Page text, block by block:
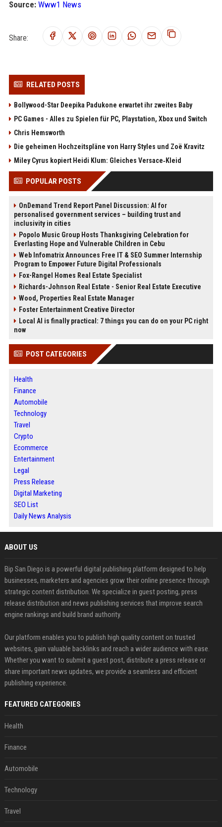
Source: Www1 News
Share:
RELATED POSTS
Bollywood-Star Deepika Padukone erwartet ihr zweites Baby
PC Games - Alles zu Spielen für PC, Playstation, Xbox und Switch
Chris Hemsworth
Die geheimen Hochzeitspläne von Harry Styles und Zoë Kravitz
Miley Cyrus kopiert Heidi Klum: Gleiches Versace‑Kleid
POPULAR POSTS
OnDemand Trend Report Panel Discussion: AI for
personalised government services – building trust and
inclusivity in cities
Popolo Music Group Hosts Thanksgiving Celebration for
Everlasting Hope and Vulnerable Children in Cebu
Web Infomatrix Announces Free IT & SEO Summer Internship
Program to Empower Future Digital Professionals
Fox-Rangel Homes Real Estate Specialist
Richards-Johnson Real Estate - Senior Real Estate Executive
Wood, Properties Real Estate Manager
Foster Entertainment Creative Director
Local AI is finally practical: 7 things you can do on your PC right
now
POST CATEGORIES
Health
Finance
Automobile
Technology
Travel
Crypto
Ecommerce
Entertainment
Legal
Press Release
Digital Marketing
SEO List
Daily News Analysis
ABOUT US
Bip San Diego is a powerful digital publishing platform designed to help
businesses, marketers and agencies grow their online presence through
strategic content distribution. We specialize in guest posting, press
release distribution and news publishing services that improve search
engine rankings and build brand authority.
Our platform enables you to publish high quality content on trusted
websites, gain valuable backlinks and reach a wider audience with ease.
Whether you want to submit a guest post, distribute a press release or
share important news updates, we provide a seamless and efficient
publishing experience.
FEATURED CATEGORIES
Health
Finance
Automobile
Technology
Travel